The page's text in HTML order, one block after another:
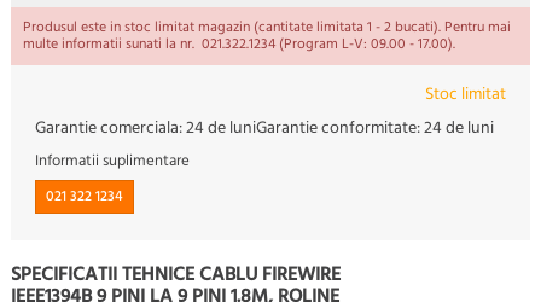
Produsul este in stoc limitat magazin (cantitate limitata 1 - 2 bucati). Pentru mai
multe informatii sunati la nr. 021.322.1234 (Program L-V: 09.00 - 17.00).
Stoc limitat
Garantie comerciala:24 de luniGarantie conformitate:24 de luni
Informatii suplimentare
021 322 1234
SPECIFICATII TEHNICE CABLU FIREWIRE